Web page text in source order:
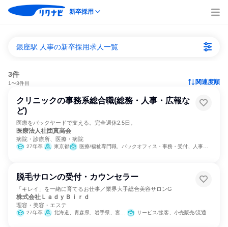
新卒採用
銀座駅 人事の新卒採用求人一覧
3件
1〜3件目 関連度順
クリニックの事務系総合職(総務・人事・広報な
ど)
医療をバックヤードで支える。完全週休2.5日。
医療法人社団真高会
病院・診療所、医療・病院
27年卒 東京都 医療/福祉専門職、バックオフィス・事務・受付、人事、総務、広報/IR、マーケティング・広告・宣伝
脱毛サロンの受付・カウンセラー
「キレイ」を一緒に育てるお仕事／業界大手総合美容サロンG
株式会社ＬａｄｙＢｉｒｄ
理容・美容・エステ
27年卒 北海道、青森県、岩手県、宮城県、秋田県、山形県、福島県、茨城県、栃木県、群馬県、埼玉県、千葉県、東京都、神奈川県、新潟県、富山県、石川県、福井県、山梨県、長野県、岐阜県、静岡県、愛知県、滋賀県、京都府、大阪府、兵庫県、奈良県、鳥取県、島根県、岡山県、広島県、徳島県、香川県、愛媛県、福岡県、佐賀県、長崎県、熊本県、大分県、宮崎県、鹿児島県、沖縄県 サービス/接客、小売販売/流通